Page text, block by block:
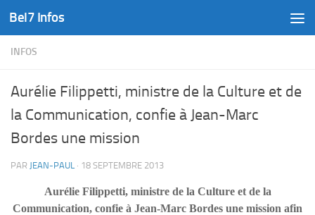
Skip to content
Bel7 Infos
INFOS
Aurélie Filippetti, ministre de la Culture et de
la Communication, confie à Jean-Marc
Bordes une mission
PAR JEAN-PAUL · 18 SEPTEMBRE 2013
Aurélie Filippetti, ministre de la Culture et de la
Communication, confie à Jean-Marc Bordes une mission afin